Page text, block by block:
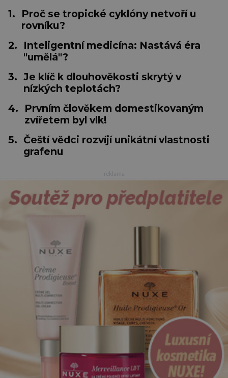
1.
Proč se tropické cyklóny netvoří u
rovníku?
2.
Inteligentní medicína: Nastává éra
"umělá"?
3. Je klíč k dlouhověkosti skrytý v
nízkých teplotách?
4.
Prvním člověkem domestikovaným
zvířetem byl vlk!
5. Čeští vědci rozvíjí unikátní vlastnosti
grafenu